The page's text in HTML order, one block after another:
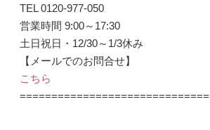
TEL 0120-977-050
営業時間 9:00～17:30
土日祝日・12/30～1/3休み
【メールでのお問合せ】
こちら